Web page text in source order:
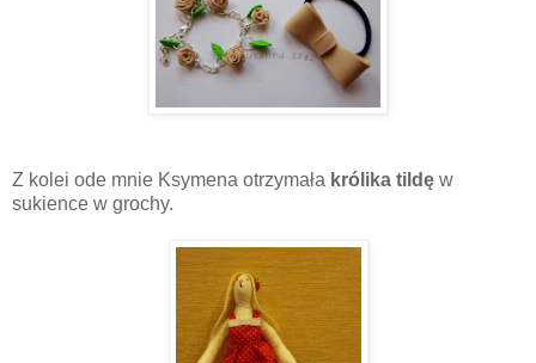
Z kolei ode mnie Ksymena otrzymała królika tildę w
sukience w grochy.